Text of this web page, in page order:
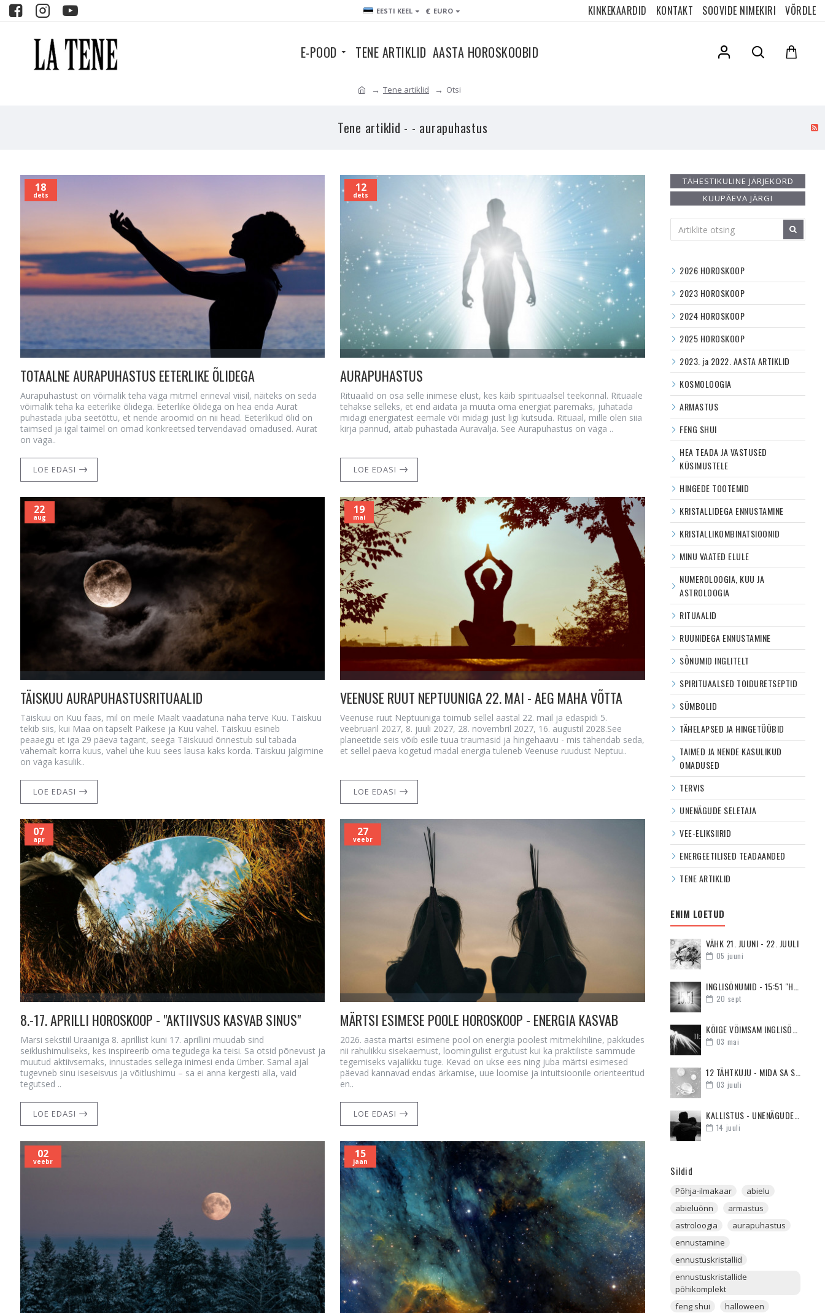
EESTI KEEL € EURO KINKEKAARDID KONTAKT SOOVIDE NIMEKIRI VÕRDLE
E-POOD TENE ARTIKLID AASTA HOROSKOOBID
Tene artiklid Otsi
Tene artiklid - - aurapuhastus
18
dets
TOTAALNE AURAPUHASTUS EETERLIKE ÕLIDEGA
Aurapuhastust on võimalik teha väga mitmel erineval viisil, näiteks on seda
võimalik teha ka eeterlike õlidega. Eeterlike õlidega on hea enda Aurat
puhastada juba seetõttu, et nende aroomid on nii head. Eeterlikud õlid on
taimsed ja igal taimel on omad konkreetsed tervendavad omadused. Aurat
on väga..
LOE EDASI
12
dets
AURAPUHASTUS
Rituaalid on osa selle inimese elust, kes käib spirituaalsel teekonnal. Rituaale
tehakse selleks, et end aidata ja muuta oma energiat paremaks, juhatada
midagi energiatest eemale või midagi just ligi kutsuda. Rituaal, mille olen siia
kirja pannud, aitab puhastada Auravälja. See Aurapuhastus on väga ..
LOE EDASI
22
aug
TÄISKUU AURAPUHASTUSRITUAALID
Täiskuu on Kuu faas, mil on meile Maalt vaadatuna näha terve Kuu. Täiskuu
tekib siis, kui Maa on täpselt Päikese ja Kuu vahel. Täiskuu esineb
peaaegu et iga 29 päeva tagant, seega Täiskuud õnnestub sul tabada
vähemalt korra kuus, vahel ühe kuu sees lausa kaks korda. Täiskuu jälgimine
on väga kasulik..
LOE EDASI
19
mai
VEENUSE RUUT NEPTUUNIGA 22. MAI - AEG MAHA VÕTTA
Veenuse ruut Neptuuniga toimub sellel aastal 22. mail ja edaspidi 5.
veebruaril 2027, 8. juuli 2027, 28. novembril 2027, 16. augustil 2028.See
planeetide seis võib esile tuua traumasid ja hingehaavu - mis tähendab seda,
et sellel päeva kogetud madal energia tuleneb Veenuse ruudust Neptuu..
LOE EDASI
07
apr
8.-17. APRILLI HOROSKOOP - "AKTIIVSUS KASVAB SINUS"
Marsi sekstiil Uraaniga 8. aprillist kuni 17. aprillini muudab sind
seiklushimuliseks, kes inspireerib oma tegudega ka teisi. Sa otsid põnevust ja
muutud aktiivsemaks, innustades sellega inimesi enda ümber. Samal ajal
tugevneb sinu iseseisvus ja võitlushimu – sa ei anna kergesti alla, vaid
tegutsed ..
LOE EDASI
27
veebr
MÄRTSI ESIMESE POOLE HOROSKOOP - ENERGIA KASVAB
2026. aasta märtsi esimene pool on energia poolest mitmekihiline, pakkudes
nii rahulikku sisekaemust, loomingulist ergutust kui ka praktiliste sammude
tegemiseks vajalikku tuge. Kevad on ukse ees ning juba märtsi esimesed
päevad kannavad endas ärkamise, uue loomise ja intuitsioonile orienteeritud
en..
LOE EDASI
02
veebr
15
jaan
TÄHESTIKULINE JÄRJEKORD
KUUPÄEVA JÄRGI
2026 HOROSKOOP
2023 HOROSKOOP
2024 HOROSKOOP
2025 HOROSKOOP
2023. ja 2022. AASTA ARTIKLID
KOSMOLOOGIA
ARMASTUS
FENG SHUI
HEA TEADA JA VASTUSED
KÜSIMUSTELE
HINGEDE TOOTEMID
KRISTALLIDEGA ENNUSTAMINE
KRISTALLIKOMBINATSIOONID
MINU VAATED ELULE
NUMEROLOOGIA, KUU JA
ASTROLOOGIA
RITUAALID
RUUNIDEGA ENNUSTAMINE
SÕNUMID INGLITELT
SPIRITUAALSED TOIDURETSEPTID
SÜMBOLID
TÄHELAPSED JA HINGETÜÜBID
TAIMED JA NENDE KASULIKUD
OMADUSED
TERVIS
UNENÄGUDE SELETAJA
VEE-ELIKSIIRID
ENERGEETILISED TEADAANDED
TENE ARTIKLID
ENIM LOETUD
VÄHK 21. JUUNI - 22. JUULI
05 juuni
20 sept
03 mai
03 juuli
KALLISTUS - UNENÄGUDE SELETAJA
14 juuli
Sildid
Põhja-ilmakaar
abielu
abieluõnn
armastus
astroloogia
aurapuhastus
ennustamine
ennustuskristallid
ennustuskristallide
põhikomplekt
feng shui
halloween